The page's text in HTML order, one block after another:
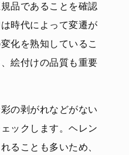
品であることを確認
時代によって変遷が
化を熟知しているこ
絵付けの品質も重要
の剥がれなどがない
ックします。ヘレン
ることも多いため、